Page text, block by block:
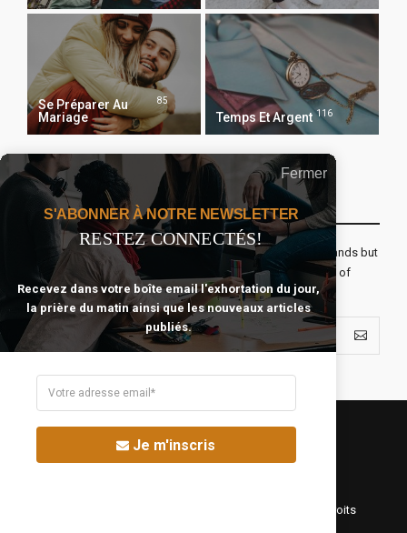
Se Préparer Au
Mariage
85
Temps Et Argent 116
Recevoir Notre Newsletter Chaque Matin
The real voyage of discovery consists not in seeking new lands but
seeing with new eyes. All journeys have secret destinations of
which the traveler is unaware.
©Fréquence Chrétienne Production 2016-2025. Tous droits
Fermer
S'ABONNER À NOTRE NEWSLETTER
RESTEZ CONNECTÉS!
Recevez dans votre boîte email l'exhortation du jour,
la prière du matin ainsi que les nouveaux articles
publiés.
Je m'inscris